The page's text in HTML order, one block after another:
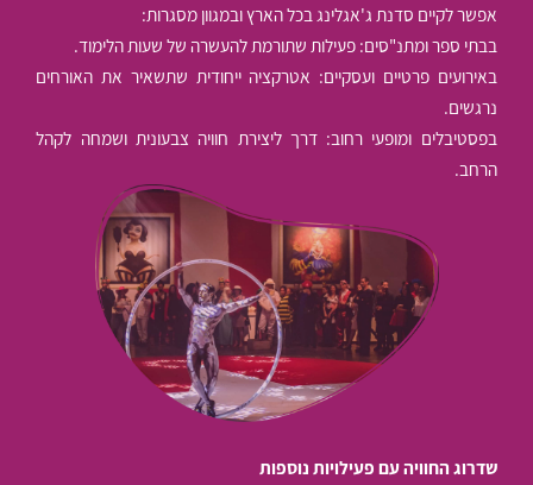
אפשר לקיים סדנת ג'אגלינג בכל הארץ ובמגוון מסגרות:
בבתי ספר ומתנ"סים: פעילות שתורמת להעשרה של שעות הלימוד.
באירועים פרטיים ועסקיים: אטרקציה ייחודית שתשאיר את האורחים
נרגשים.
בפסטיבלים ומופעי רחוב: דרך ליצירת חוויה צבעונית ושמחה לקהל
הרחב.
שדרוג החוויה עם פעילויות נוספות